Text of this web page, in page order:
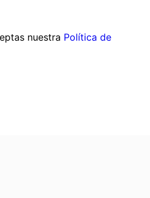
nuestra Política de